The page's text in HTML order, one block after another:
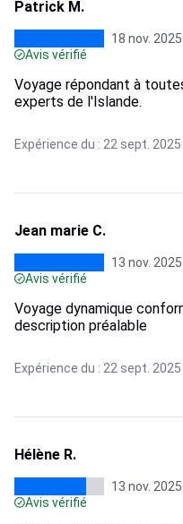
Patrick M.
18 nov. 2025
Avis vérifié
Voyage répondant à
experts de l'Islande.
Expérience du : 22 sept. 2025
Jean marie C.
13 nov. 2025
Avis vérifié
Voyage dynamique
description préalable
Expérience du : 22 sept. 2025
Hélène R.
13 nov. 2025
Avis vérifié